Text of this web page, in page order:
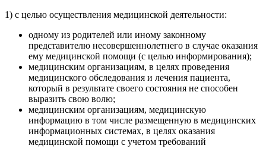
1) с целью осуществления медицинской деятельности:
одному из родителей или иному законному
представителю несовершеннолетнего в случае оказания
ему медицинской помощи (с целью информирования);
медицинским организациям, в целях проведения
медицинского обследования и лечения пациента,
который в результате своего состояния не способен
выразить свою волю;
медицинским организациям, медицинскую
информацию в том числе размещенную в медицинских
информационных системах, в целях оказания
медицинской помощи с учетом требований